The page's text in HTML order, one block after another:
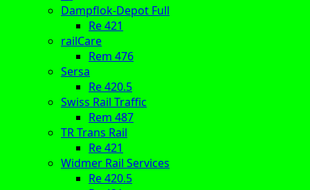
Dampflok-Depot Full
Re 421
railCare
Rem 476
Sersa
Re 420.5
Swiss Rail Traffic
Rem 487
TR Trans Rail
Re 421
Widmer Rail Services
Re 420.5